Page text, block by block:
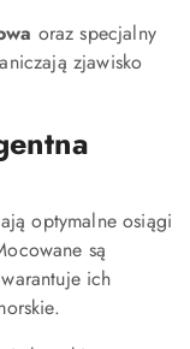
oraz specjalny
zjawisko
optymalne osiągi
są
ich